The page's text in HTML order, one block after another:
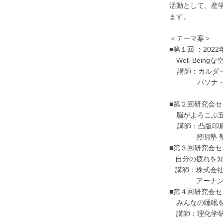
活動として、産
ます。
＜テーマ案＞
■第１回 ：2022
Well-Beingな
講師：カルダ
パソナ・パナ
■第２回研究会
脳がよろこぶ
講師：凸版印
照明塾 塾
■第３回研究会
自分の疲れを
講師：株式会
アーナン
■第４回研究会
みんなの睡眠
講師：理化学